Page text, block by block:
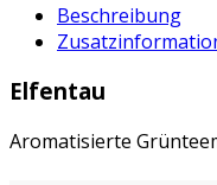
Beschreibung
Elfentau
Aromatisierte